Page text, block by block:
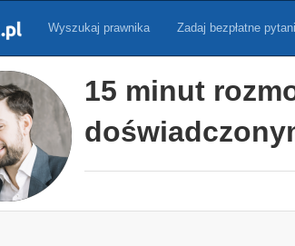
Wyszukaj prawnika Zadaj bezpłatne
15 minut